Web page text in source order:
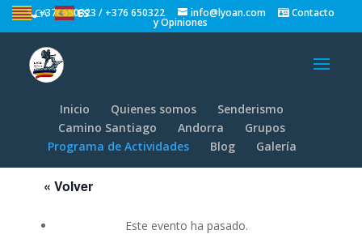
+376650323 / +376 650322 info@lyoan.com Contacto
y Opiniones
« Volver
Este evento ha pasado.
Inicio Quienes somos
Senderismo
Camino Santiago
Andorra
Grupos
Programa de Actividades
Blog Galería
CA ES